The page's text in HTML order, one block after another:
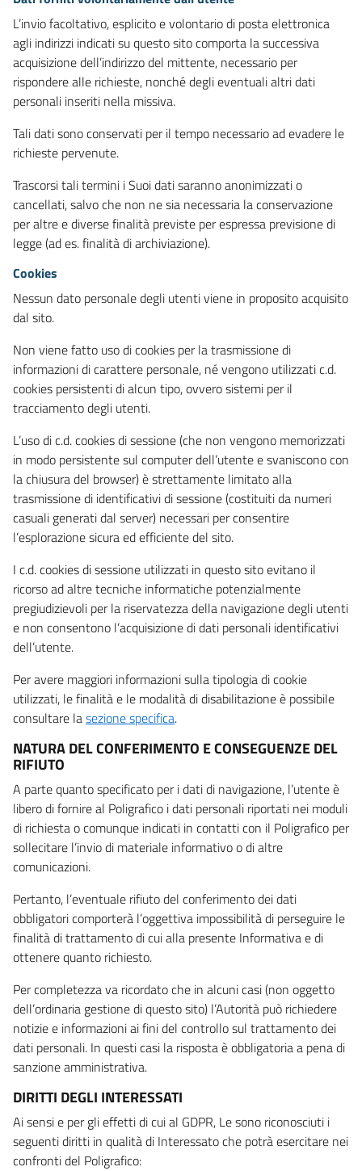
L’invio facoltativo, esplicito e volontario di posta elettronica
agli indirizzi indicati su questo sito comporta la successiva
acquisizione dell’indirizzo del mittente, necessario per
rispondere alle richieste, nonché degli eventuali altri dati
personali inseriti nella missiva.
Tali dati sono conservati per il tempo necessario ad evadere le
richieste pervenute.
Trascorsi tali termini i Suoi dati saranno anonimizzati o
cancellati, salvo che non ne sia necessaria la conservazione
per altre e diverse finalità previste per espressa previsione di
legge (ad es. finalità di archiviazione).
Cookies
Nessun dato personale degli utenti viene in proposito acquisito
dal sito.
Non viene fatto uso di cookies per la trasmissione di
informazioni di carattere personale, né vengono utilizzati c.d.
cookies persistenti di alcun tipo, ovvero sistemi per il
tracciamento degli utenti.
L’uso di c.d. cookies di sessione (che non vengono memorizzati
in modo persistente sul computer dell’utente e svaniscono con
la chiusura del browser) è strettamente limitato alla
trasmissione di identificativi di sessione (costituiti da numeri
casuali generati dal server) necessari per consentire
l’esplorazione sicura ed efficiente del sito.
I c.d. cookies di sessione utilizzati in questo sito evitano il
ricorso ad altre tecniche informatiche potenzialmente
pregiudizievoli per la riservatezza della navigazione degli utenti
e non consentono l’acquisizione di dati personali identificativi
dell’utente.
Per avere maggiori informazioni sulla tipologia di cookie
utilizzati, le finalità e le modalità di disabilitazione è possibile
consultare lasezione specifica.
NATURA DEL CONFERIMENTO E CONSEGUENZE DEL
RIFIUTO
A parte quanto specificato per i dati di navigazione, l’utente è
libero di fornire al Poligrafico i dati personali riportati nei moduli
di richiesta o comunque indicati in contatti con il Poligrafico per
sollecitare l’invio di materiale informativo o di altre
comunicazioni.
Pertanto, l’eventuale rifiuto del conferimento dei dati
obbligatori comporterà l’oggettiva impossibilità di perseguire le
finalità di trattamento di cui alla presente Informativa e di
ottenere quanto richiesto.
Per completezza va ricordato che in alcuni casi (non oggetto
dell’ordinaria gestione di questo sito) l’Autorità può richiedere
notizie e informazioni ai fini del controllo sul trattamento dei
dati personali. In questi casi la risposta è obbligatoria a pena di
sanzione amministrativa.
DIRITTI DEGLI INTERESSATI
Ai sensi e per gli effetti di cui al GDPR, Le sono riconosciuti i
seguenti diritti in qualità di Interessato che potrà esercitare nei
confronti del Poligrafico: